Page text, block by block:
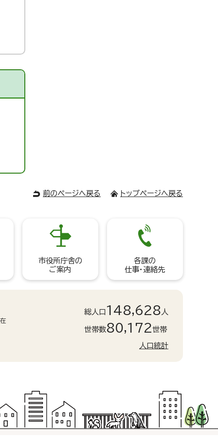
前のページへ戻る トップページへ戻る
市役所庁舎の
ご案内
各課の
仕事・連絡先
総人口 148,628 人
世帯数80,172世帯
人口統計